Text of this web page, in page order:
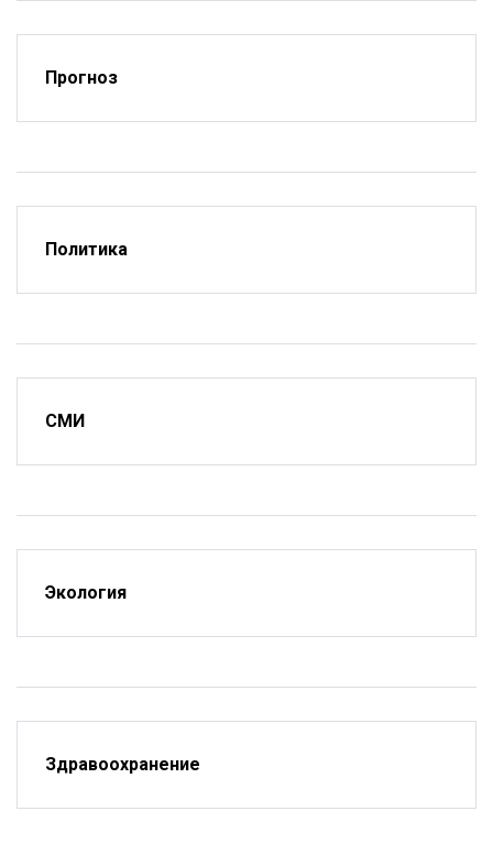
Прогноз
Политика
СМИ
Экология
Здравоохранение